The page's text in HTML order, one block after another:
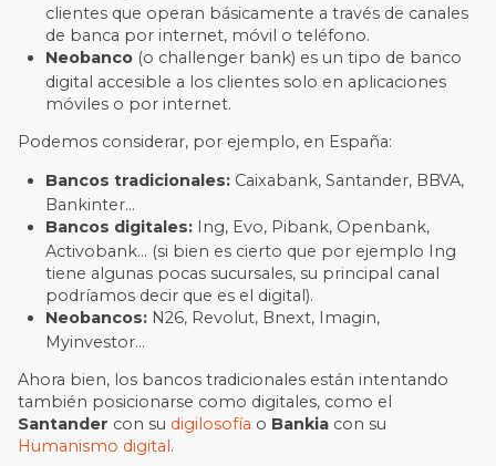
clientes que operan básicamente a través de canales
de banca por internet, móvil o teléfono.
Neobanco (o challenger bank) es un tipo de banco
digital accesible a los clientes solo en aplicaciones
móviles o por internet.
Podemos considerar, por ejemplo, en España:
Bancos tradicionales: Caixabank, Santander, BBVA,
Bankinter…
Bancos digitales: Ing, Evo, Pibank, Openbank,
Activobank… (si bien es cierto que por ejemplo Ing
tiene algunas pocas sucursales, su principal canal
podríamos decir que es el digital).
Neobancos: N26, Revolut, Bnext, Imagin,
Myinvestor…
Ahora bien, los bancos tradicionales están intentando
también posicionarse como digitales, como el
Santander con su digilosofía o Bankia con su
Humanismo digital.